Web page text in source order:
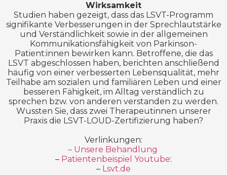
Wirksamkeit
Studien haben gezeigt, dass das LSVT-Programm
signifikante Verbesserungen in der Sprechlautstärke
und Verständlichkeit sowie in der allgemeinen
Kommunikationsfähigkeit von Parkinson-
Patient:innen bewirken kann. Betroffene, die das
LSVT abgeschlossen haben, berichten anschließend
häufig von einer verbesserten Lebensqualität, mehr
Teilhabe am sozialen und familiären Leben und einer
besseren Fähigkeit, im Alltag verständlich zu
sprechen bzw. von anderen verstanden zu werden.
Wussten Sie, dass zwei Therapeutinnen unserer
Praxis die LSVT-LOUD-Zertifizierung haben?
Verlinkungen:
– Unsere Behandlung
– Patientenbeispiel Youtube:
– Lsvt.de